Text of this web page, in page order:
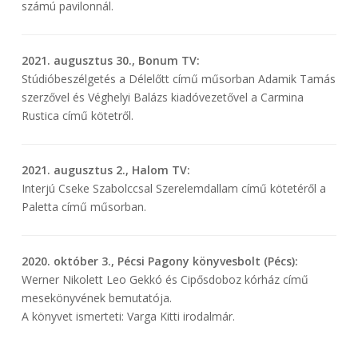
számú pavilonnál.
2021. augusztus 30., Bonum TV:
Stúdióbeszélgetés a Délelőtt című műsorban Adamik Tamás
szerzővel és Véghelyi Balázs kiadóvezetővel a Carmina
Rustica című kötetről.
2021. augusztus 2., Halom TV:
Interjú Cseke Szabolccsal Szerelemdallam című kötetéről a
Paletta című műsorban.
2020. október 3., Pécsi Pagony könyvesbolt (Pécs):
Werner Nikolett Leo Gekkó és Cipősdoboz kórház című
mesekönyvének bemutatója.
A könyvet ismerteti: Varga Kitti irodalmár.